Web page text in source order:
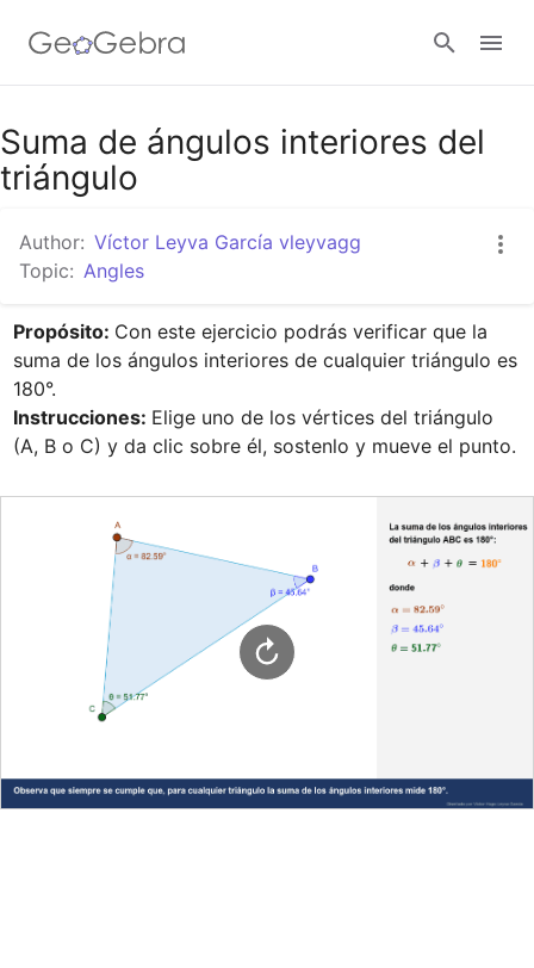
Google Classroom
Suma de ángulos interiores del
triángulo
Author: Víctor Leyva García vleyvagg
Topic: Angles
Propósito: Con este ejercicio podrás verificar que la
suma de los ángulos interiores de cualquier triángulo es
Instrucciones: Elige uno de los vértices del triángulo
(A, B o C) y da clic sobre él, sostenlo y mueve el punto.